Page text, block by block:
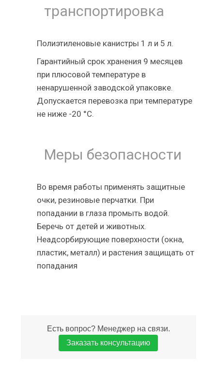
транспортировка
Полиэтиленовые канистры 1 л и 5 л.
Гарантийный срок хранения 9 месяцев
при плюсовой температуре в
ненарушенной заводской упаковке.
Допускается перевозка при температуре
не ниже -20 °С.
Меры безопасности
Во время работы применять защитные
очки, резиновые перчатки. При
попадании в глаза промыть водой.
Беречь от детей и животных.
Неадсорбирующие поверхности (окна,
пластик, металл) и растения защищать от
попадания
Есть вопрос? Менеджер на связи.
Заказать консультацию